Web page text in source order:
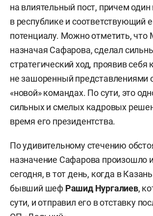
на влиятельный пост, причем
в республике и соответствующий
потенциалу. Можно отметить, что
назначая Сафарова, сделал
стратегический ход, проявив себя
не зашоренный представлениями
«новой» командах. По сути, это
сильных и смелых кадровых
время его президентства.
По удивительному стечению
назначение Сафарова произошло
сегодня, в тот день, когда в
бывший шеф Рашид Нургалиев,
сути, и отправил его в отставку